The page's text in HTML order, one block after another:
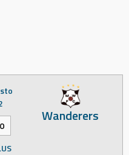
Wanderers